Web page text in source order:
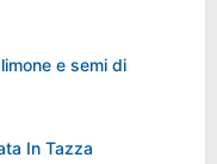
e semi di
In Tazza